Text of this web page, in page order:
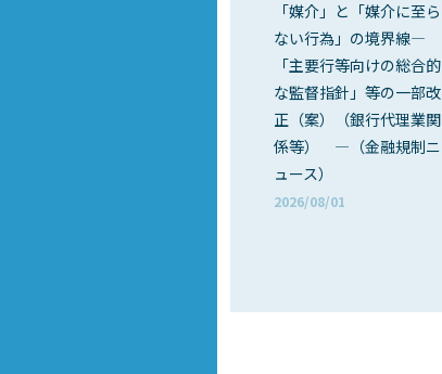
「媒介」と「媒介に至ら
ない行為」の境界線―
「主要行等向けの総合的
な監督指針」等の一部改
正（案）（銀行代理業関
係等） ―（金融規制ニ
ュース）
2026/08/01